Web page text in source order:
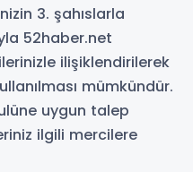
3. şahıslarla
52haber.net
ilişiklendirilerek
mümkündür.
uygun talep
ilgili mercilere